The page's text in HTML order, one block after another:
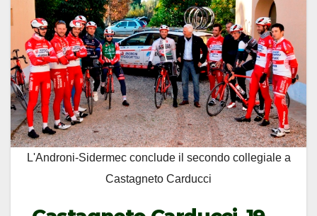
L'Androni-Sidermec conclude il secondo collegiale a
Castagneto Carducci